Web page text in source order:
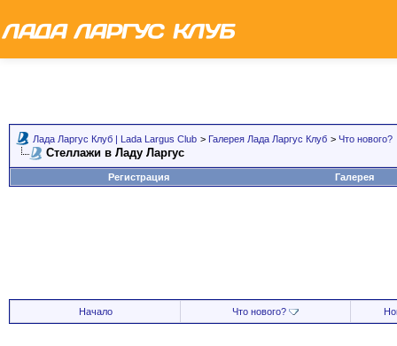
Лада Ларгус Клуб | Lada Largus Club > Галерея Лада Ларгус Клуб > Что нового?
Стеллажи в Ладу Ларгус
Регистрация Галерея
Начало Что нового?